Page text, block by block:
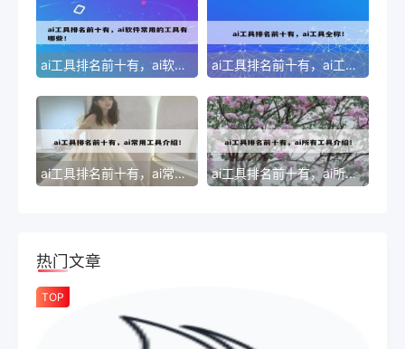
ai工具排名前十有，ai软件常用的工具有哪些！ ai工具排名前十有，ai工具全称！
ai工具排名前十有，ai常用工具介绍！ ai工具排名前十有，ai所有工具介绍！
热门文章
TOP